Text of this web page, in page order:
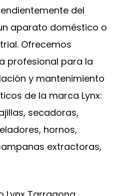
del
aparato doméstico o
Ofrecemos
profesional para la
y mantenimiento
de la marca Lynx:
secadoras,
hornos,
extractoras,